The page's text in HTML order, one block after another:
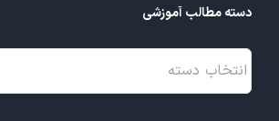
دسته مطالب آموزشی
دسته